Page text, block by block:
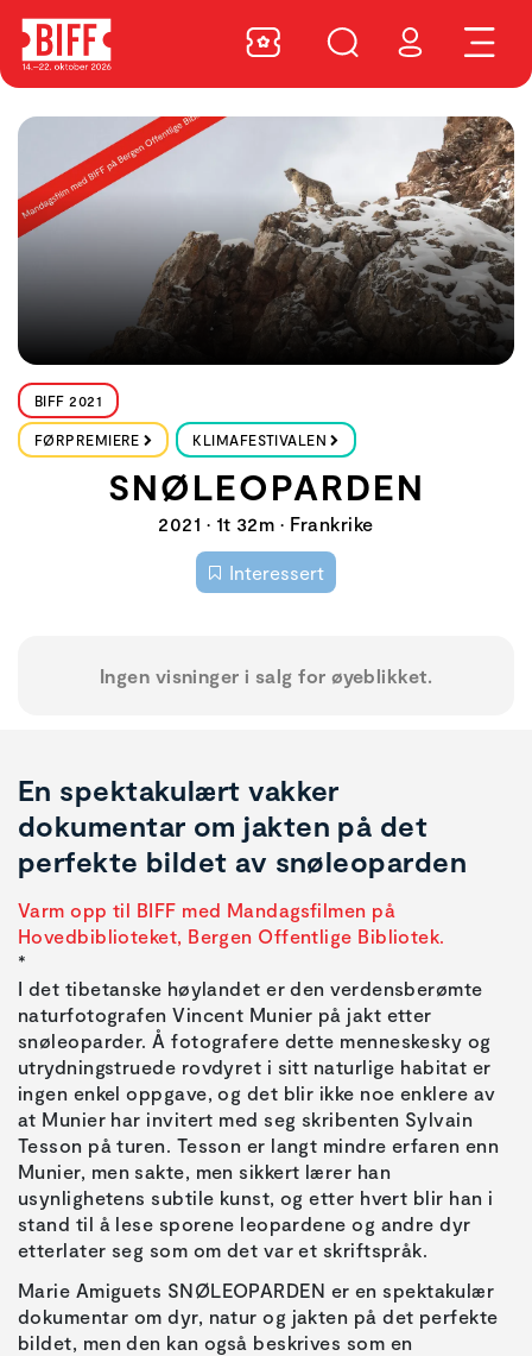
BIFF 2021
FØRPREMIERE KLIMAFESTIVALEN
SNØLEOPARDEN
2021 • 1t 32m • Frankrike
Interessert
Ingen visninger i salg for øyeblikket.
En spektakulært vakker
dokumentar om jakten på det
perfekte bildet av snøleoparden
Varm opp til BIFF med Mandagsfilmen på
Hovedbiblioteket, Bergen Offentlige Bibliotek.
I det tibetanske høylandet er den verdensberømte
naturfotografen Vincent Munier på jakt etter
snøleoparder. Å fotografere dette menneskesky og
utrydningstruede rovdyret i sitt naturlige habitat er
ingen enkel oppgave, og det blir ikke noe enklere av
at Munier har invitert med seg skribenten Sylvain
Tesson på turen. Tesson er langt mindre erfaren enn
Munier, men sakte, men sikkert lærer han
usynlighetens subtile kunst, og etter hvert blir han i
stand til å lese sporene leopardene og andre dyr
etterlater seg som om det var et skriftspråk.
Marie Amiguets SNØLEOPARDEN er en spektakulær
dokumentar om dyr, natur og jakten på det perfekte
bildet, men den kan også beskrives som en